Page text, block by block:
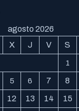
agosto 2026
X J V S
1
5 6 7 8
12 13 14 15